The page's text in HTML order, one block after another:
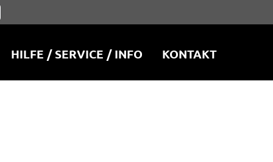
HILFE / SERVICE / INFO KONTAKT